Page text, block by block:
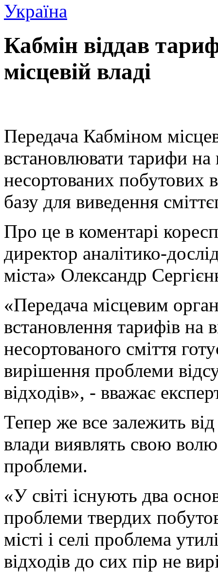
Україна
Кабмін віддав
місцевій владі
Передача Кабміном
встановлювати тарифи на
несортованих побутових
базу для виведення
Про це в коментарі
директор аналітико-
міста» Олександр
«Передача місцевим
встановлення тарифів на
несортованого сміття
вирішення проблеми
відходів», - вважає
Тепер же все залежить
влади виявлять свою
проблеми.
«У світі існують два
проблеми твердих
місті і селі проблема
відходів до сих пір не